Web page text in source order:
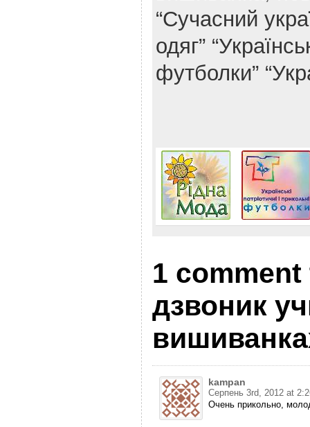
“Сучасний
одяг”
футболки”
1 comment
дзвоник
kampan
Серпень 3rd, 2012 at
Очень прикольно,